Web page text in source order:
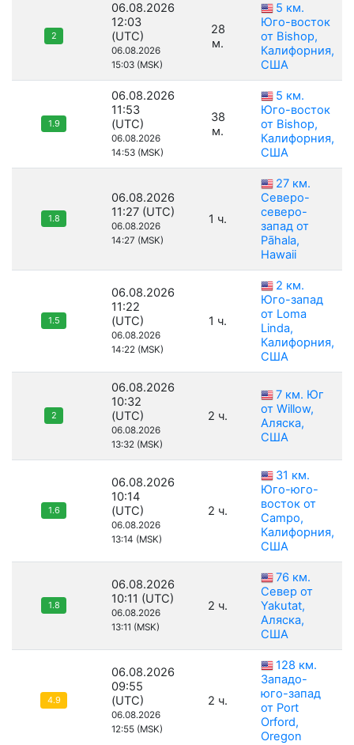
2
06.08.2026
12:03
(UTC)
06.08.2026
15:03 (MSK)
28
м.
5 км.
Юго-восток
от Bishop,
Калифорния,
США
1.9
06.08.2026
11:53
(UTC)
06.08.2026
14:53 (MSK)
38
м.
5 км.
Юго-восток
от Bishop,
Калифорния,
США
1.8
06.08.2026
11:27 (UTC)
06.08.2026
14:27 (MSK)
1 ч.
27 км.
Северо-
северо-
запад от
Pāhala,
Hawaii
1.5
06.08.2026
11:22
(UTC)
06.08.2026
14:22 (MSK)
1 ч.
2 км.
Юго-запад
от Loma
Linda,
Калифорния,
США
2
06.08.2026
10:32
(UTC)
06.08.2026
13:32 (MSK)
2 ч.
7 км. Юг
от Willow,
Аляска,
США
1.6
06.08.2026
10:14
(UTC)
06.08.2026
13:14 (MSK)
2 ч.
31 км.
Юго-юго-
восток от
Campo,
Калифорния,
США
1.8
06.08.2026
10:11 (UTC)
06.08.2026
13:11 (MSK)
2 ч.
76 км.
Север от
Yakutat,
Аляска,
США
4.9
06.08.2026
09:55
(UTC)
06.08.2026
12:55 (MSK)
2 ч.
128 км.
Западо-
юго-запад
от Port
Orford,
Oregon